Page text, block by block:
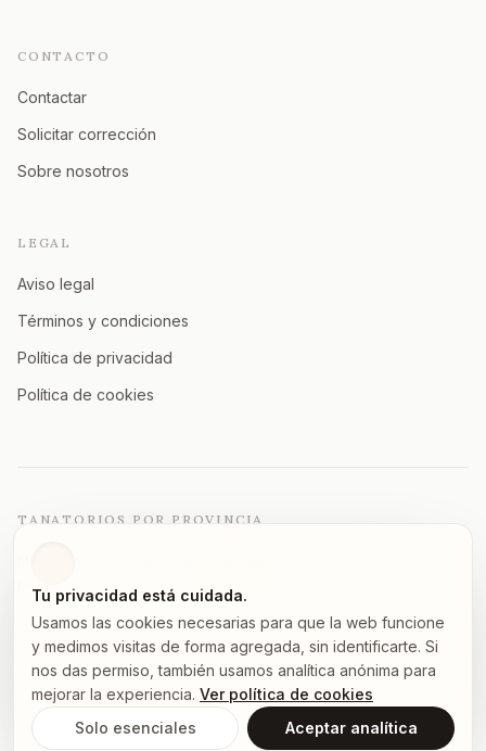
CONTACTO
Contactar
Solicitar corrección
Sobre nosotros
LEGAL
Aviso legal
Términos y condiciones
Política de privacidad
Política de cookies
TANATORIOS POR PROVINCIA
Murcia
A Coruña Asturias Granada Ver todas →
2026
tanatorios.pro — Todos los derechos reservados
Los datos proceden de fuentes públicas. Notifica un error.
Tu privacidad está cuidada.
Usamos las cookies necesarias para que la web funcione
y medimos visitas de forma agregada, sin identificarte. Si
nos das permiso, también usamos analítica anónima para
mejorar la experiencia. Ver política de cookies
Solo esenciales
Aceptar analítica